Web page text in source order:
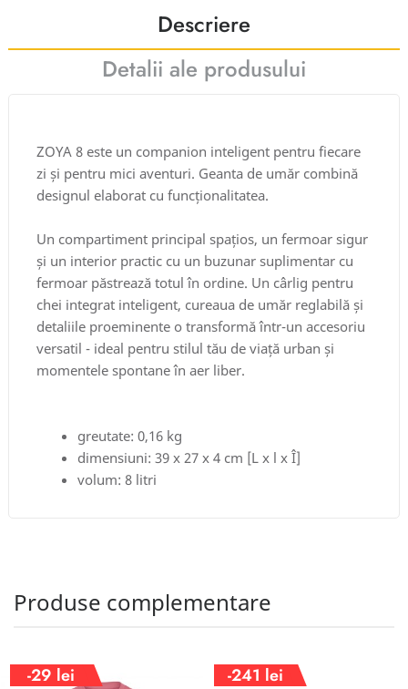
Descriere
Detalii ale produsului
ZOYA 8 este un companion inteligent pentru fiecare
zi și pentru mici aventuri. Geanta de umăr combină
designul elaborat cu funcționalitatea.
Un compartiment principal spațios, un fermoar sigur
și un interior practic cu un buzunar suplimentar cu
fermoar păstrează totul în ordine. Un cârlig pentru
chei integrat inteligent, cureaua de umăr reglabilă și
detaliile proeminente o transformă într-un accesoriu
versatil - ideal pentru stilul tău de viață urban și
momentele spontane în aer liber.
greutate: 0,16 kg
dimensiuni: 39 x 27 x 4 cm [L x l x Î]
volum: 8 litri
Produse complementare
-29 lei -241 lei